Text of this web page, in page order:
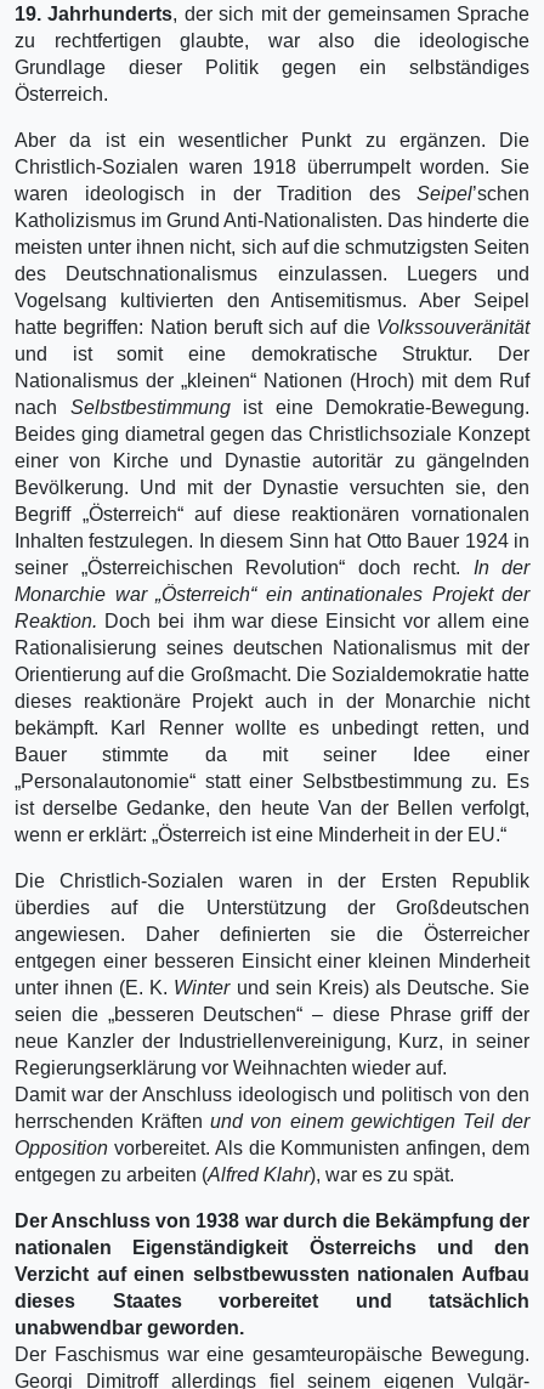
19. Jahrhunderts, der sich mit der gemeinsamen Sprache
zu rechtfertigen glaubte, war also die ideologische
Grundlage dieser Politik gegen ein selbständiges
Österreich.
Aber da ist ein wesentlicher Punkt zu ergänzen. Die
Christlich-Sozialen waren 1918 überrumpelt worden. Sie
waren ideologisch in der Tradition des Seipel’schen
Katholizismus im Grund Anti-Nationalisten. Das hinderte die
meisten unter ihnen nicht, sich auf die schmutzigsten Seiten
des Deutschnationalismus einzulassen. Luegers und
Vogelsang kultivierten den Antisemitismus. Aber Seipel
hatte begriffen: Nation beruft sich auf die Volkssouveränität
und ist somit eine demokratische Struktur. Der
Nationalismus der „kleinen“ Nationen (Hroch) mit dem Ruf
nach Selbstbestimmungist eine Demokratie-Bewegung.
Beides ging diametral gegen das Christlichsoziale Konzept
einer von Kirche und Dynastie autoritär zu gängelnden
Bevölkerung. Und mit der Dynastie versuchten sie, den
Begriff „Österreich“ auf diese reaktionären vornationalen
Inhalten festzulegen. In diesem Sinn hat Otto Bauer 1924 in
seiner „Österreichischen Revolution“ doch recht. In der
Monarchie war „Österreich“ ein antinationales Projekt der
Reaktion. Doch bei ihm war diese Einsicht vor allem eine
Rationalisierung seines deutschen Nationalismus mit der
Orientierung auf die Großmacht. Die Sozialdemokratie hatte
dieses reaktionäre Projekt auch in der Monarchie nicht
bekämpft. Karl Renner wollte es unbedingt retten, und
Bauer stimmte da mit seiner Idee einer
„Personalautonomie“ statt einer Selbstbestimmung zu. Es
ist derselbe Gedanke, den heute Van der Bellen verfolgt,
wenn er erklärt: „Österreich ist eine Minderheit in der EU.“
Die Christlich-Sozialen waren in der Ersten Republik
überdies auf die Unterstützung der Großdeutschen
angewiesen. Daher definierten sie die Österreicher
entgegen einer besseren Einsicht einer kleinen Minderheit
unter ihnen (E. K. Winterund sein Kreis) als Deutsche. Sie
seien die „besseren Deutschen“ – diese Phrase griff der
neue Kanzler der Industriellenvereinigung, Kurz, in seiner
Regierungserklärung vor Weihnachten wieder auf.
Damit war der Anschluss ideologisch und politisch von den
herrschenden Kräftenund von einem gewichtigen Teil der
Opposition vorbereitet. Als die Kommunisten anfingen, dem
entgegen zu arbeiten (Alfred Klahr), war es zu spät.
Der Anschluss von 1938 war durch die Bekämpfung der
nationalen Eigenständigkeit Österreichs und den
Verzicht auf einen selbstbewussten nationalen Aufbau
dieses Staates vorbereitet und tatsächlich
unabwendbar geworden.
Der Faschismus war eine gesamteuropäische Bewegung.
Georgi Dimitroff allerdings fiel seinem eigenen Vulgär-